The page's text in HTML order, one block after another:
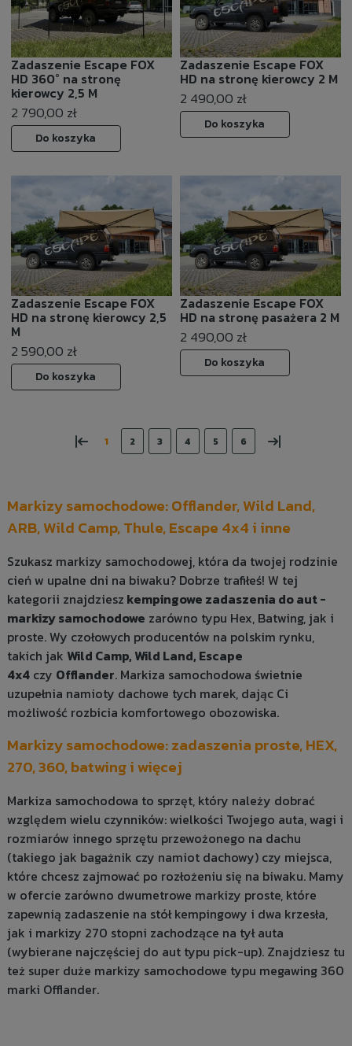
Zadaszenie Escape FOX
HD 360° na stronę
kierowcy 2,5 M
2 790,00 zł
Do koszyka
Zadaszenie Escape FOX
HD na stronę kierowcy 2 M
2 490,00 zł
Do koszyka
Zadaszenie Escape FOX
HD na stronę kierowcy 2,5
M
2 590,00 zł
Do koszyka
Zadaszenie Escape FOX
HD na stronę pasażera 2 M
2 490,00 zł
Do koszyka
« 1 2 3 4 5 6 »
Markizy samochodowe: Offlander, Wild Land,
ARB, Wild Camp, Thule, Escape 4x4 i inne
Szukasz markizy samochodowej, która da twojej rodzinie
cień w upalne dni na biwaku? Dobrze trafiłeś! W tej
kategorii znajdziesz kempingowe zadaszenia do aut -
markizy samochodowe zarówno typu Hex, Batwing, jak i
proste. Wy czołowych producentów na polskim rynku,
takich jak Wild Camp, Wild Land, Escape
4x4czy Offlander. Markiza samochodowa świetnie
uzupełnia namioty dachowe tych marek, dając Ci
możliwość rozbicia komfortowego obozowiska.
Markizy samochodowe: zadaszenia proste, HEX,
270, 360, batwing i więcej
Markiza samochodowa to sprzęt, który należy dobrać
względem wielu czynników: wielkości Twojego auta, wagi i
rozmiarów innego sprzętu przewożonego na dachu
(takiego jak bagażnik czy namiot dachowy) czy miejsca,
które chcesz zajmować po rozłożeniu się na biwaku. Mamy
w ofercie zarówno dwumetrowe markizy proste, które
zapewnią zadaszenie na stół kempingowy i dwa krzesła,
jak i markizy 270 stopni zachodzące na tył auta
(wybierane najczęściej do aut typu pick-up). Znajdziesz tu
też super duże markizy samochodowe typu megawing 360
marki Offlander.